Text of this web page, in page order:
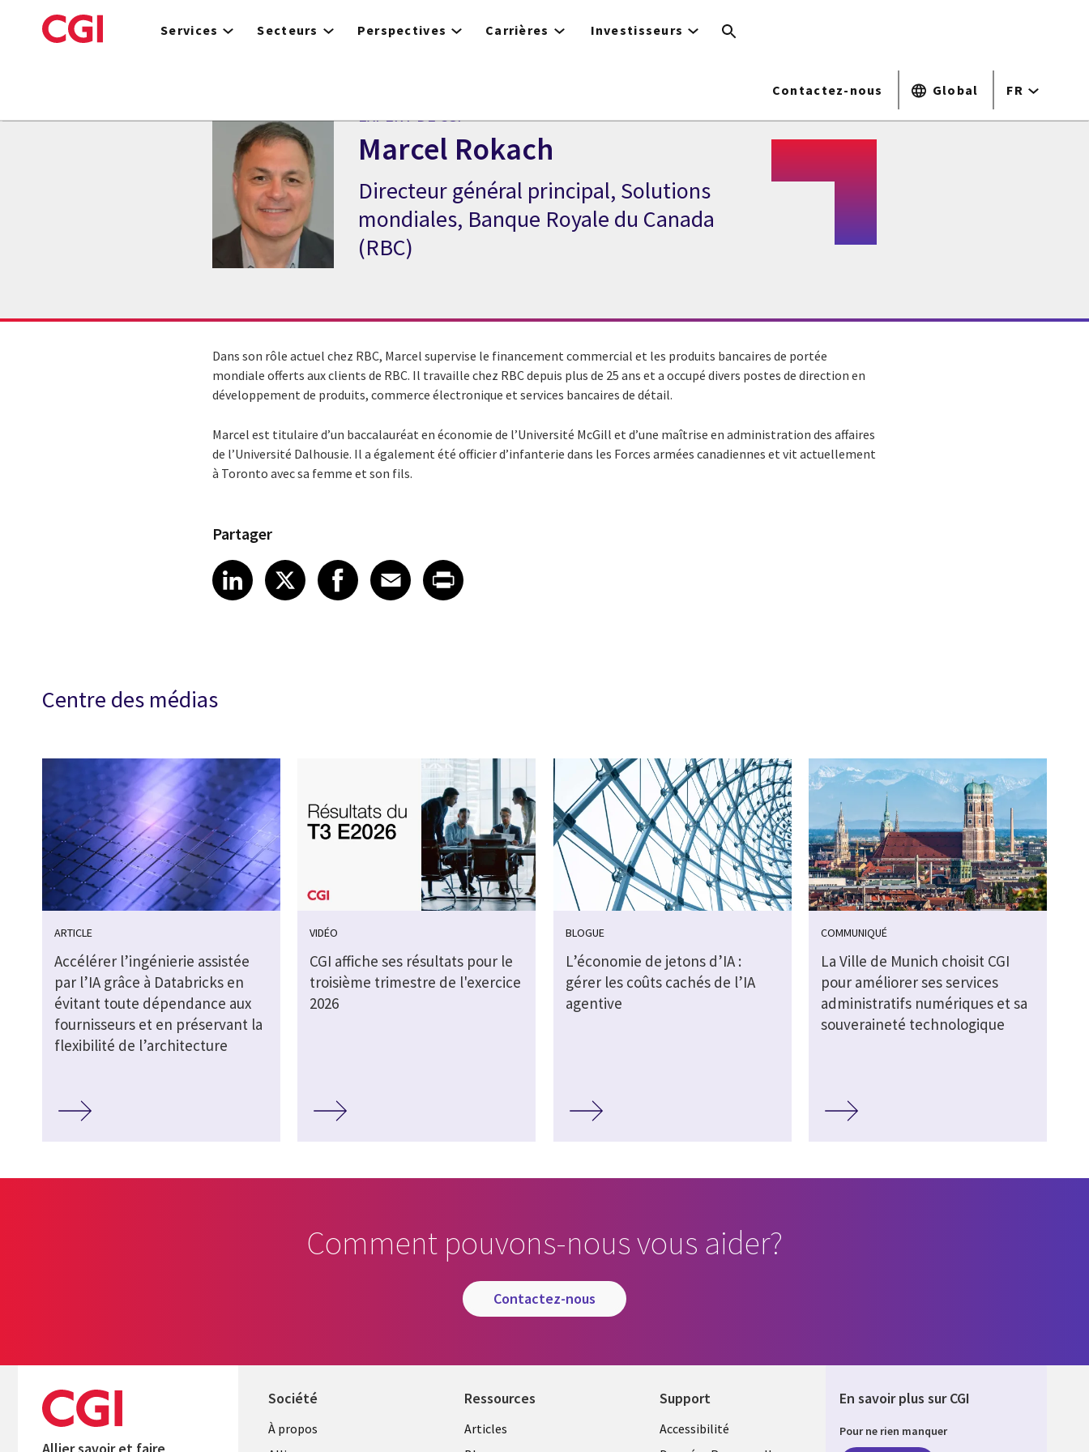
to
Services Secteurs Perspectives Carrières Investisseurs
Contactez-nous Global FR
EXPERT DE CGI
Marcel Rokach
Expert de CGI Marcel Rokach
Directeur général principal, Solutions
mondiales, Banque Royale du Canada
(RBC)
Dans son rôle actuel chez RBC, Marcel supervise le financement commercial et les produits bancaires de portée
mondiale offerts aux clients de RBC. Il travaille chez RBC depuis plus de 25 ans et a occupé divers postes de direction en
développement de produits, commerce électronique et services bancaires de détail.
Marcel est titulaire d’un baccalauréat en économie de l’Université McGill et d’une maîtrise en administration des affaires
de l’Université Dalhousie. Il a également été officier d’infanterie dans les Forces armées canadiennes et vit actuellement
à Toronto avec sa femme et son fils.
Partager
Share article on LinkedIn
LinkedIn
Share article on X
XShare article on Facebook
Facebook
Share article on Email
Email
Share article on Print
Centre des médias
ARTICLE
Accélérer l’ingénierie assistée
par l’IA grâce à Databricks en
évitant toute dépendance aux
fournisseurs et en préservant la
flexibilité de l’architecture
VIDÉO
CGI affiche ses résultats pour le
troisième trimestre de l'exercice
2026
BLOGUE
L’économie de jetons d’IA :
gérer les coûts cachés de l’IA
agentive
COMMUNIQUÉ
La Ville de Munich choisit CGI
pour améliorer ses services
administratifs numériques et sa
souveraineté technologique
Comment pouvons-nous vous aider?
contactez-nous
Allier savoir et faire
Société
À propos
Ressources
Articles
Support
Accessibilité
En savoir plus sur CGI
Pour ne rien manquer